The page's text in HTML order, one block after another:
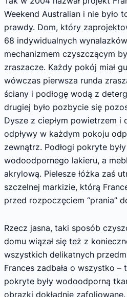
Weekend Australian i nie było
prawdy. Dom, który
68 indywidualnych
mechanizmem czyszczącym
zraszacze. Każdy pokój miał
wówczas pierwsza runda
ściany i podłogę wodą z
drugiej było pozbycie się
Dysze z ciepłym powietrzem i
odpływy w każdym pokoju
zewnątrz. Podłogi pokryte
wodoodpornego lakieru, a
akrylową. Pielesze łóżka zaś
szczelnej markizie, którą
przed rozpoczęciem “prania”
Rzecz jasna, taki sposób
domu wiązał się też z
wszystkich delikatnych
Frances zadbała o wszystko –
pokryte były wodoodporną
obrazki dokładnie